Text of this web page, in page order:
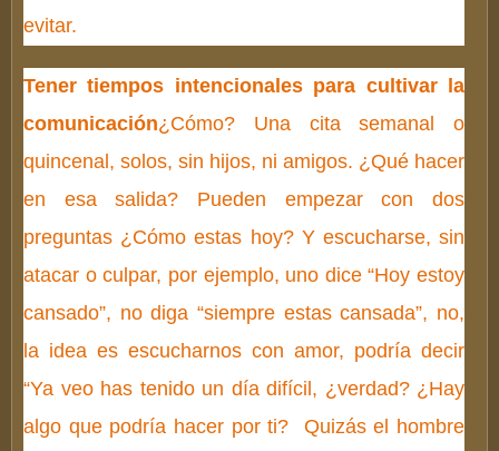
evitar.
Tener tiempos intencionales para cultivar la
comunicación¿Cómo? Una cita semanal o
quincenal, solos, sin hijos, ni amigos. ¿Qué hacer
en esa salida? Pueden empezar con dos
preguntas ¿Cómo estas hoy? Y escucharse, sin
atacar o culpar, por ejemplo, uno dice “Hoy estoy
cansado”, no diga “siempre estas cansada”, no,
la idea es escucharnos con amor, podría decir
“Ya veo has tenido un día difícil, ¿verdad? ¿Hay
algo que podría hacer por ti? Quizás el hombre